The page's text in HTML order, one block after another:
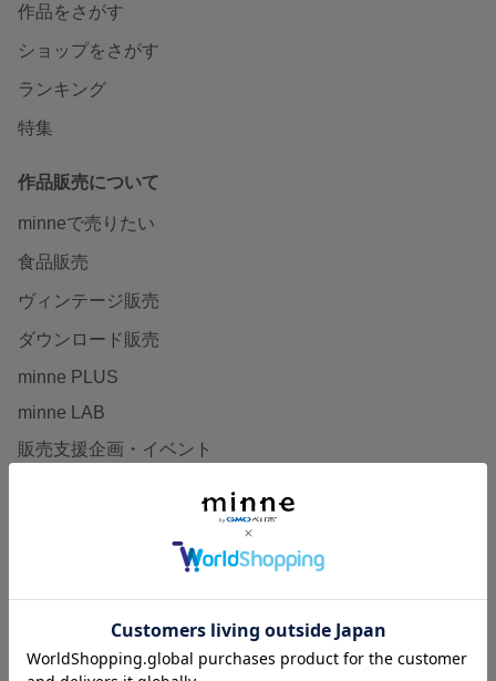
作品をさがす
ショップをさがす
ランキング
特集
作品販売について
minneで売りたい
食品販売
ヴィンテージ販売
ダウンロード販売
minne PLUS
minne LAB
販売支援企画・イベント
minneとものづくりと
minneの本